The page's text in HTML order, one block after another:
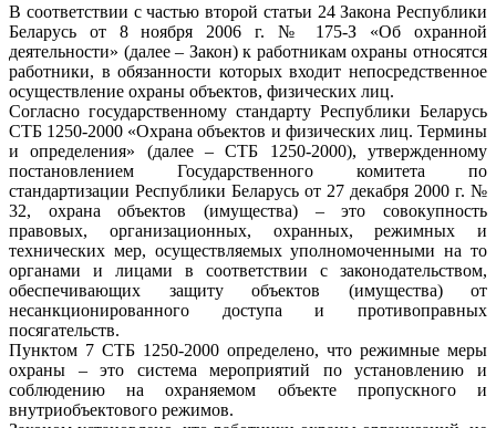
В соответствии с частью второй статьи 24 Закона Республики
Беларусь от 8 ноября 2006 г. № 175-З «Об охранной
деятельности» (далее – Закон) к работникам охраны относятся
работники, в обязанности которых входит непосредственное
осуществление охраны объектов, физических лиц.
Согласно государственному стандарту Республики Беларусь
СТБ 1250-2000 «Охрана объектов и физических лиц. Термины
и определения» (далее – СТБ 1250-2000), утвержденному
постановлением Государственного комитета по
стандартизации Республики Беларусь от 27 декабря 2000 г. №
32, охрана объектов (имущества) – это совокупность
правовых, организационных, охранных, режимных и
технических мер, осуществляемых уполномоченными на то
органами и лицами в соответствии с законодательством,
обеспечивающих защиту объектов (имущества) от
несанкционированного доступа и противоправных
посягательств.
Пунктом 7 СТБ 1250-2000 определено, что режимные меры
охраны – это система мероприятий по установлению и
соблюдению на охраняемом объекте пропускного и
внутриобъектового режимов.